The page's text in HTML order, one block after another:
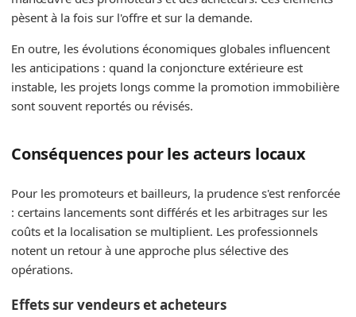
pèsent à la fois sur l'offre et sur la demande.
En outre, les évolutions économiques globales influencent
les anticipations : quand la conjoncture extérieure est
instable, les projets longs comme la promotion immobilière
sont souvent reportés ou révisés.
Conséquences pour les acteurs locaux
Pour les promoteurs et bailleurs, la prudence s'est renforcée
: certains lancements sont différés et les arbitrages sur les
coûts et la localisation se multiplient. Les professionnels
notent un retour à une approche plus sélective des
opérations.
Effets sur vendeurs et acheteurs